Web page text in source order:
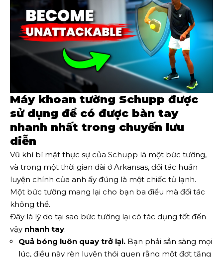
Máy khoan tường Schupp được
sử dụng để có được bàn tay
nhanh nhất trong chuyến lưu
diễn
Vũ khí bí mật thực sự của Schupp là một bức tường,
và trong một thời gian dài ở Arkansas, đối tác huấn
luyện chính của anh ấy đúng là một chiếc tủ lạnh.
Một bức tường mang lại cho bạn ba điều mà đối tác
không thể.
Đây là lý do tại sao bức tường lại có tác dụng tốt đến
vậy nhanh tay:
Quả bóng luôn quay trở lại. Bạn phải sẵn sàng mọi
lúc, điều này rèn luyện thói quen rằng một đợt tăng